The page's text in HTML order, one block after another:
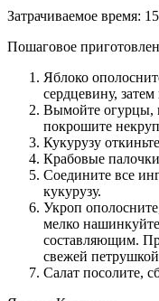
Затрачиваемое время:
Пошаговое
Яблоко
сердцевину,
Вымойте огурцы,
покрошите
Кукурузу
Крабовые палочки
Соедините все
кукурузу.
Укроп
мелко
составляющим.
свежей
Салат посолите,